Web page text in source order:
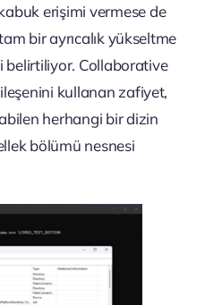
erişimi vermese de
bir ayrıcalık yükseltme
belirtiliyor. Collaborative
kullanan zafiyet,
herhangi bir dizin
bölümü nesnesi